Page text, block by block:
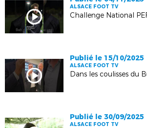
ALSACE FOOT TV
Publié le 15/10/2025
ALSACE FOOT TV
Publié le 30/09/2025
ALSACE FOOT TV